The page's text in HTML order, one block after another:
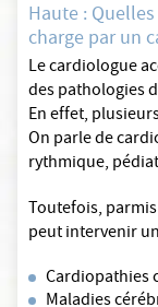
Haute :
charge par un
Le cardiologue
des pathologies
En effet,
On parle de
rythmique,
Toutefois,
peut intervenir
Cardiopathies
Maladies